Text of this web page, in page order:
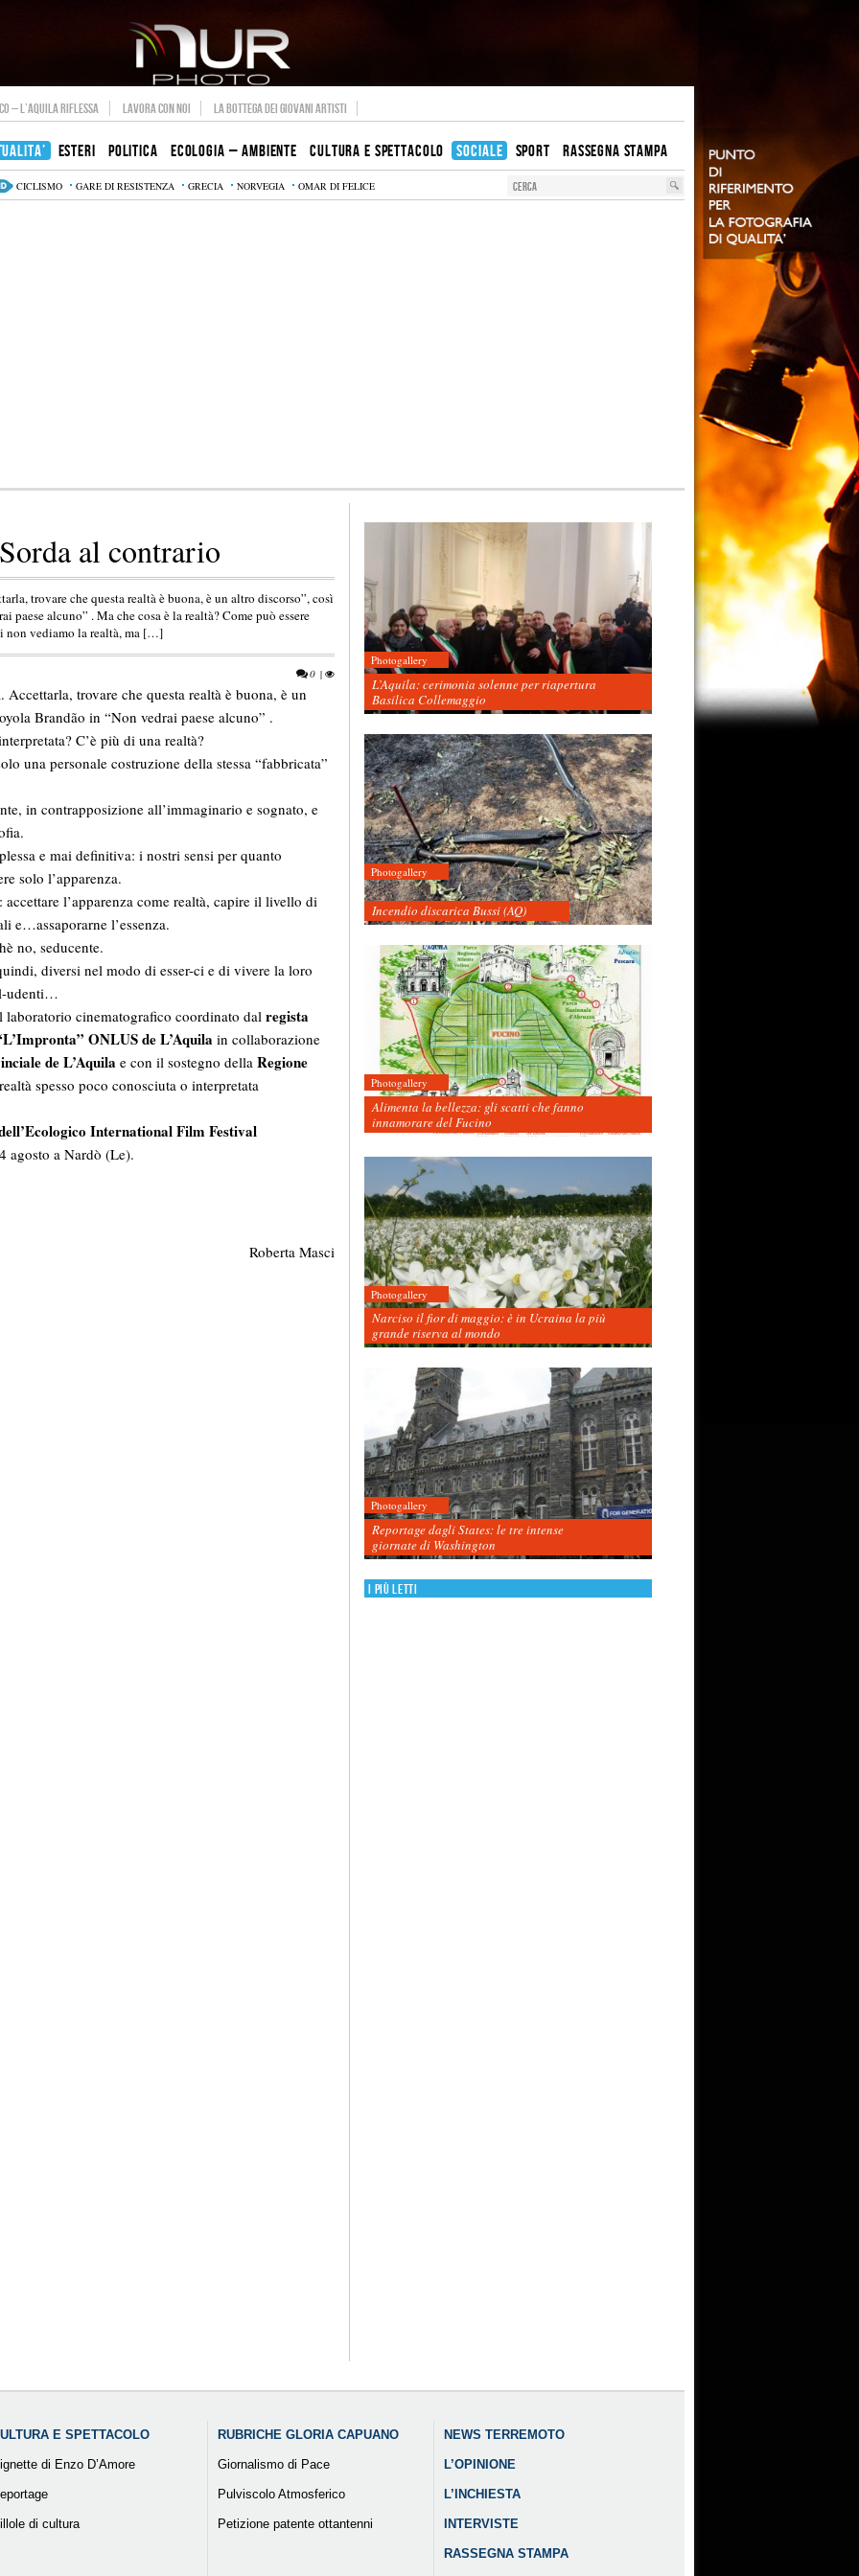
– L’AQUILA RIFLESSA LAVORA CON NOI LA BOTTEGA DEI GIOVANI ARTISTI
ESTERI POLITICA ECOLOGIA – AMBIENTE CULTURA E SPETTACOLO SOCIALE SPORT RASSEGNA STAMPA
CICLISMO GARE DI RESISTENZA GRECIA NORVEGIA OMAR DI FELICE
al contrario
trovare che questa realtà è buona, è un altro discorso”, così
alcuno” . Ma che cosa è la realtà? Come può essere
non vediamo la realtà, ma […]
0 |
trovare che questa realtà è buona, è un
Brandão in “Non vedrai paese alcuno” .
C’è più di una realtà?
una personale costruzione della stessa “fabbricata”
in contrapposizione all’immaginario e sognato, e
e mai definitiva: i nostri sensi per quanto
solo l’apparenza.
l’apparenza come realtà, capire il livello di
e…assaporarne l’essenza.
no, seducente.
diversi nel modo di esser-ci e di vivere la loro
udenti…
laboratorio cinematografico coordinato dal regista
ONLUS de L’Aquila in collaborazione
de L’Aquila e con il sostegno della Regione
spesso poco conosciuta o interpretata
International Film Festival
agosto a Nardò (Le).
Roberta Masci
Photogallery
L’Aquila: cerimonia solenne per riapertura
Basilica Collemaggio
Photogallery
Incendio discarica Bussi (AQ)
Photogallery
Alimenta la bellezza: gli scatti che fanno
innamorare del Fucino
Photogallery
Narciso il fior di maggio: è in Ucraina la più
grande riserva al mondo
Photogallery
Reportage dagli States: le tre intense
giornate di Washington
I più letti
E SPETTACOLO
di Enzo D’Amore
di cultura
RUBRICHE GLORIA CAPUANO
Giornalismo di Pace
Pulviscolo Atmosferico
Petizione patente ottantenni
NEWS TERREMOTO
L’OPINIONE
L’INCHIESTA
INTERVISTE
RASSEGNA STAMPA